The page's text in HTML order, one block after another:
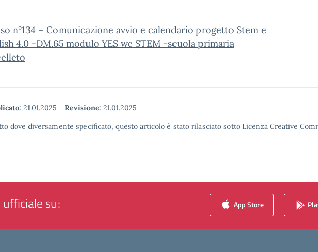
n°134 – Comunicazione avvio e calendario progetto Stem e
4.0 -DM.65 modulo YES we STEM -scuola primaria
21.01.2025 - Revisione: 21.01.2025
dove diversamente specificato, questo articolo è stato rilasciato sotto Licenza Creative
su: App Store